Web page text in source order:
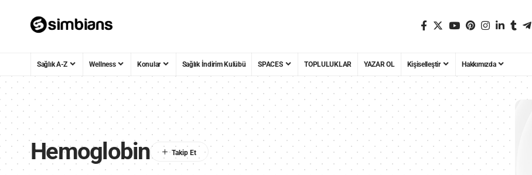
Sağlık A-Z Wellness Konular Sağlık İndirim Kulübü SPACES TOPLULUKLAR YAZAR OL Kişiselleştir Hakkımızda
Hemoglobin